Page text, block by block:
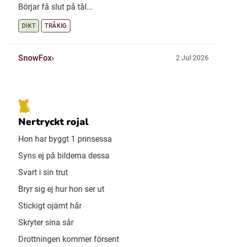
Börjar få slut på tål...
DIKT TRÅKIG
SnowFox 2 Jul 2026
Nertryckt rojal
Hon har byggt 1 prinsessa
Syns ej på bilderna dessa
Svart i sin trut
Bryr sig ej hur hon ser ut
Stickigt ojämt hår
Skryter sina sår
Drottningen kommer försent